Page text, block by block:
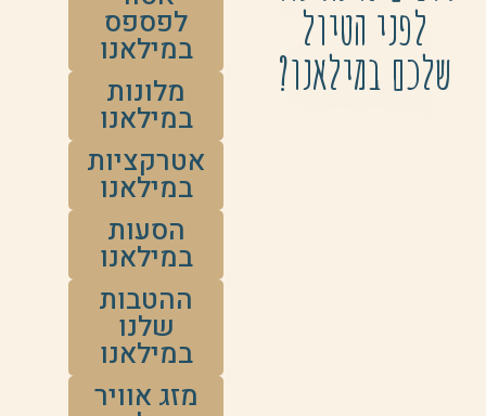
לפני הטיול
שלכם במילאנו?
לפספס
במילאנו
מלונות
במילאנו
אטרקציות
במילאנו
הסעות
במילאנו
ההטבות
שלנו
במילאנו
מזג אוויר